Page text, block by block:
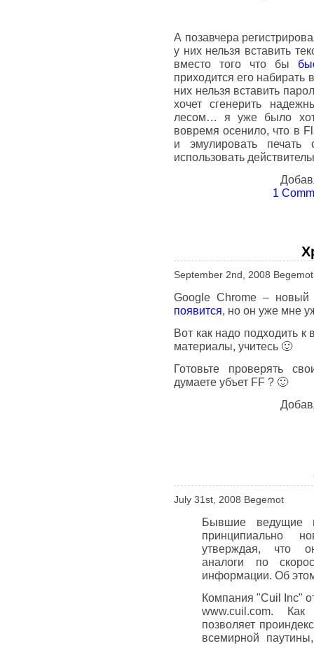
А позавчера
у них нельзя вставить
вместо того что бы
приходится его
них нельзя вставить
хочет сгенерить
лесом… я уже было
вовремя осенило, что в
и эмулировать печать
использовать
1
September 2nd, 2008 Begemot
Google Chrome – новый
появится, но он уже мне
Вот как надо подходить к
материалы, учитесь 🙂
Готовьте проверять
думаете убъет FF ? 🙂
July 31st, 2008 Begemot
Бывшие ведущие
принципиально
утверждая, что
аналоги по
информации. Об
Компания "Cuil Inc"
www.cuil.com.
позволяет
всемирной